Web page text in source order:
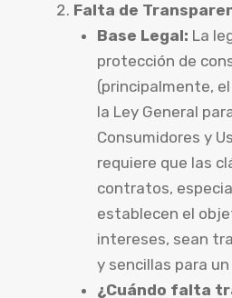
Falta de
Base Legal: La
protección de
(principalmente,
la Ley General
Consumidores y
requiere que las
contratos,
establecen el
intereses, sean
y sencillas para
¿Cuándo falta